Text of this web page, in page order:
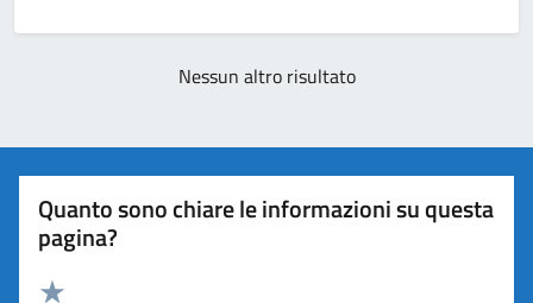
Nessun altro risultato
Quanto sono chiare le informazioni su questa
pagina?